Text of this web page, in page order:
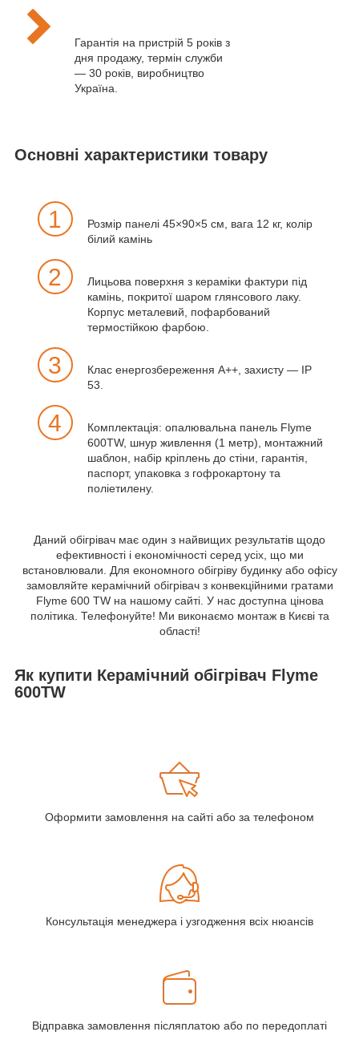
Гарантія на пристрій 5 років з
дня продажу, термін служби
— 30 років, виробництво
Україна.
Основні характеристики товару
1
Розмір панелі 45×90×5 см, вага 12 кг, колір
білий камінь
2
Лицьова поверхня з кераміки фактури під
камінь, покритої шаром глянсового лаку.
Корпус металевий, пофарбований
термостійкою фарбою.
3
Клас енергозбереження A++, захисту — IP
53.
4
Комплектація: опалювальна панель Flyme
600ТW, шнур живлення (1 метр), монтажний
шаблон, набір кріплень до стіни, гарантія,
паспорт, упаковка з гофрокартону та
поліетилену.
Даний обігрівач має один з найвищих результатів щодо
ефективності і економічності серед усіх, що ми
встановлювали. Для економного обігріву будинку або офісу
замовляйте керамічний обігрівач з конвекційними гратами
Flyme 600 ТW на нашому сайті. У нас доступна цінова
політика. Телефонуйте! Ми виконаємо монтаж в Києві та
області!
Як купити Керамічний обігрівач Flyme
600ТW
Оформити замовлення на сайті або за телефоном
Консультація менеджера і узгодження всіх нюансів
Відправка замовлення післяплатою або по передоплаті